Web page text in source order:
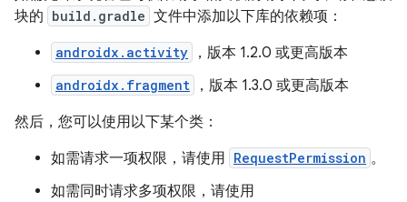
块的 build.gradle 文件中添加以下库的依赖项：
androidx.activity ，版本 1.2.0 或更高版本
androidx.fragment
，版本 1.3.0 或更高版本
然后，您可以使用以下某个类：
如需请求一项权限，请使用 RequestPermission 。
如需同时请求多项权限，请使用